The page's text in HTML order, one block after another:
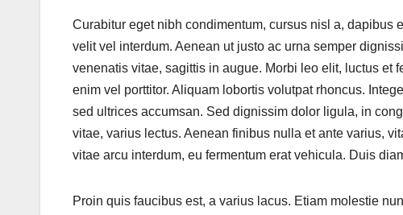
Curabitur eget nibh condimentum, cursus nisl a, dapibus
velit vel interdum. Aenean ut justo ac urna semper
venenatis vitae, sagittis in augue. Morbi leo elit, luctus
enim vel porttitor. Aliquam lobortis volutpat rhoncus.
sed ultrices accumsan. Sed dignissim dolor ligula, in
vitae, varius lectus. Aenean finibus nulla et ante varius,
vitae arcu interdum, eu fermentum erat vehicula. Duis
Proin quis faucibus est, a varius lacus. Etiam molestie